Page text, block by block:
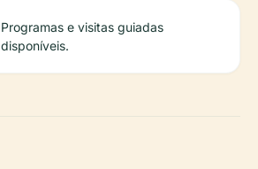
Programas e visitas guiadas
disponíveis.